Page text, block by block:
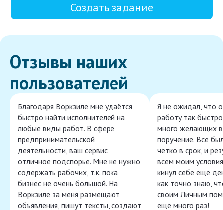
Создать задание
Отзывы наших
пользователей
Благодаря Воркзиле мне удаётся
быстро найти исполнителей на
любые виды работ. В сфере
предпринимательской
деятельности, ваш сервис
отличное подспорье. Мне не нужно
содержать рабочих, т.к. пока
бизнес не очень большой. На
Воркзиле за меня размещают
объявления, пишут тексты, создают
Я не ожидал, что
работу так
много желающих
поручение. Всё
чётко в срок, и
всем моим
кинул себе ещё
как точно знаю,
своим Личным
ещё много раз!